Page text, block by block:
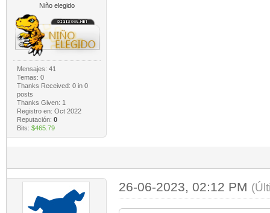
Niño elegido
Mensajes: 41
Temas: 0
Thanks Received: 0in 0
posts
Thanks Given: 1
Registro en: Oct 2022
Reputación: 0
Bits: $465.79
26-06-2023, 02:12 PM